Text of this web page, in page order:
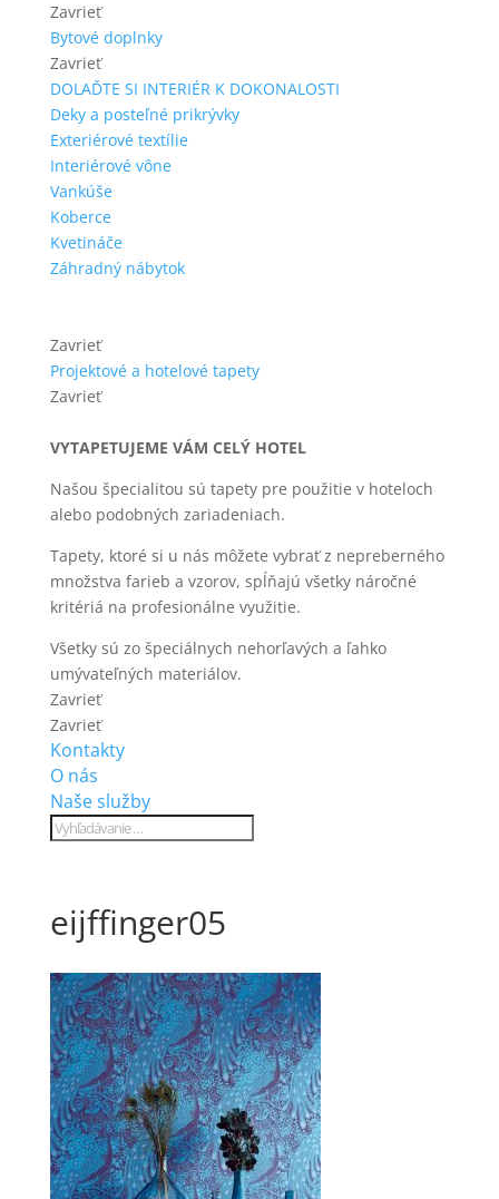
Zavrieť
Bytové doplnky
Zavrieť
DOLAĎTE SI INTERIÉR K DOKONALOSTI
Deky a posteľné prikrývky
Exteriérové textílie
Interiérové vône
Vankúše
Koberce
Kvetináče
Záhradný nábytok
Zavrieť
Projektové a hotelové tapety
Zavrieť
VYTAPETUJEME VÁM CELÝ HOTEL
Našou špecialitou sú tapety pre použitie v hoteloch
alebo podobných zariadeniach.
Tapety, ktoré si u nás môžete vybrať z nepreberného
množstva farieb a vzorov, spĺňajú všetky náročné
kritériá na profesionálne využitie.
Všetky sú zo špeciálnych nehorľavých a ľahko
umývateľných materiálov.
Zavrieť
Zavrieť
Kontakty
O nás
Naše služby
eijffinger05